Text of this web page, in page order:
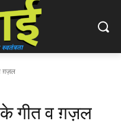
ग़ज़ल
के गीत व ग़ज़ल